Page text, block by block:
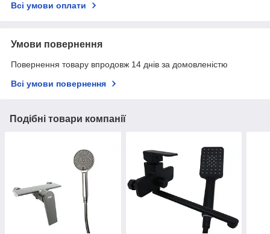
Всі умови оплати
Умови повернення
Повернення товару впродовж 14 днів за домовленістю
Всі умови повернення
Подібні товари компанії